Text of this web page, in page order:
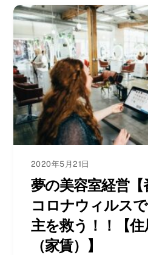
2020年5月21日
夢の美容室経営【
コロナウィルス
主を救う！！【
（家賃）】